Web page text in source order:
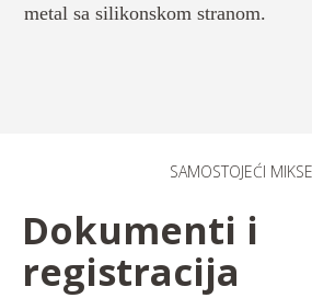
metal sa silikonskom stranom.
SAMOSTOJEĆI
Dokumenti i
registracija